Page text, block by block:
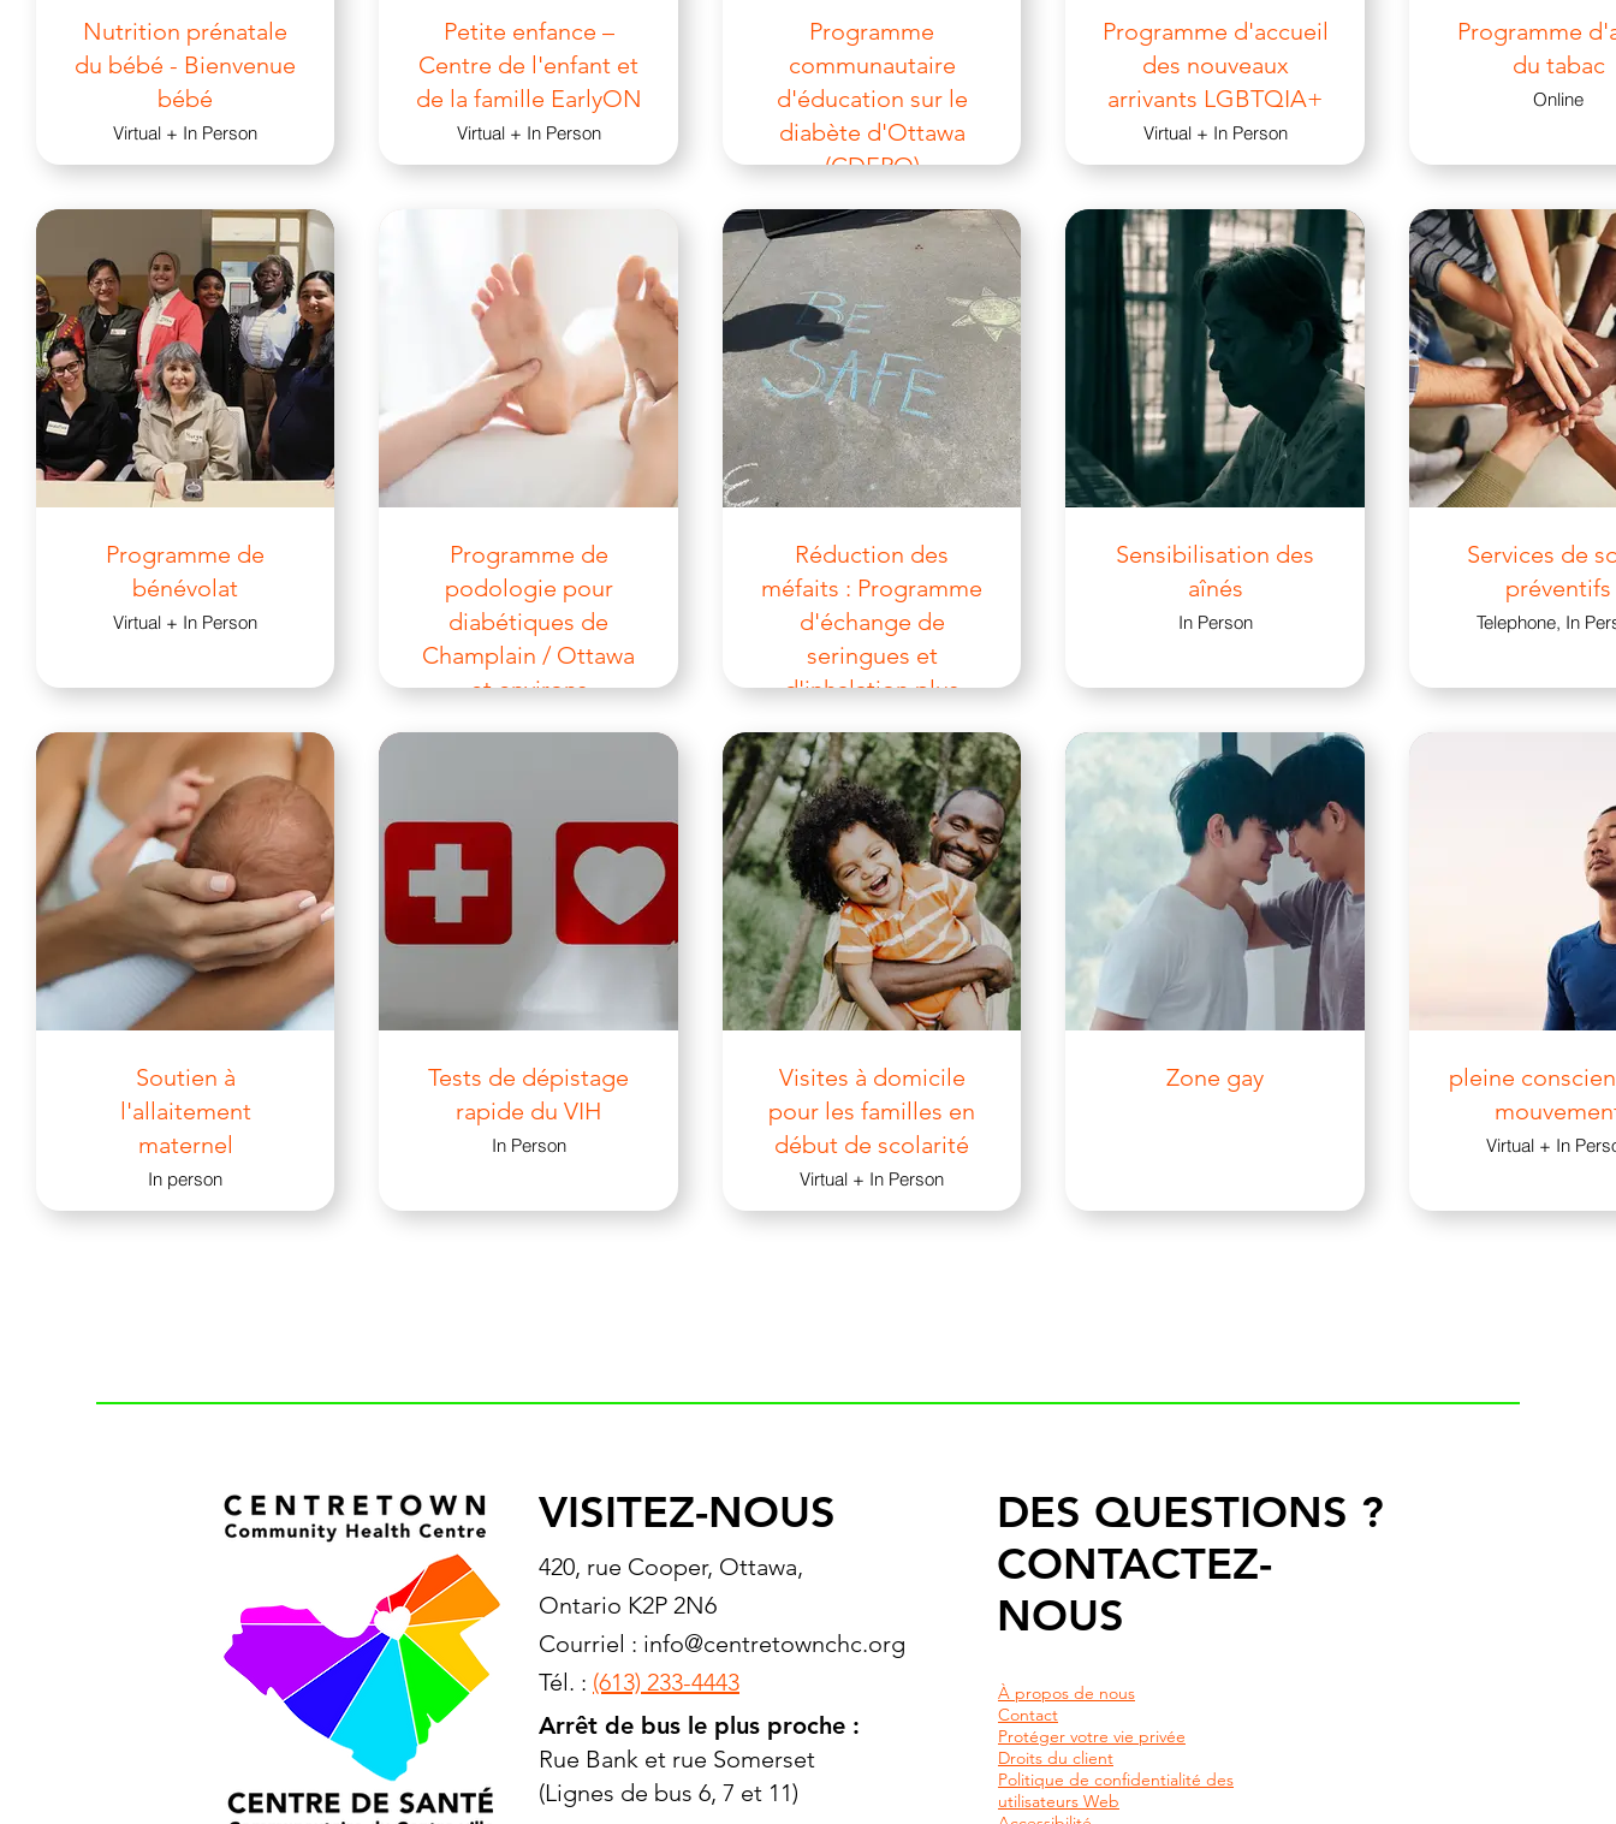
Nutrition prénatale
du bébé - Bienvenue
bébé
Virtual + In Person
Petite enfance –
Centre de l'enfant et
de la famille EarlyON
Virtual + In Person
Programme
communautaire
d'éducation sur le
diabète d'Ottawa
(CDEPO)
Programme d'accueil
des nouveaux
arrivants LGBTQIA+
Virtual + In Person
Programme
du tabac
Online
Programme de
bénévolat
Virtual + In Person
Programme de
podologie pour
diabétiques de
Champlain / Ottawa
et environs
Réduction des
méfaits : Programme
d'échange de
seringues et
d'inhalation plus
In Person
Sensibilisation des
aînés
In Person
Services de
préventifs
Telephone, In
Soutien à
l'allaitement
maternel
In person
Tests de dépistage
rapide du VIH
In Person
Visites à domicile
pour les familles en
début de scolarité
Virtual + In Person
Zone gay
pleine
Virtual + In
VISITEZ-NOUS
420, rue Cooper, Ottawa,
Ontario K2P 2N6
Courriel : info@centretownchc.org
Tél. : (613) 233-4443
Arrêt de bus le plus proche :
Rue Bank et rue Somerset
(Lignes de bus 6, 7 et 11)
DES QUESTIONS ?
CONTACTEZ-
NOUS
À propos de nous
Contact
Protéger votre vie privée
Droits du client
Politique de confidentialité des
utilisateurs Web